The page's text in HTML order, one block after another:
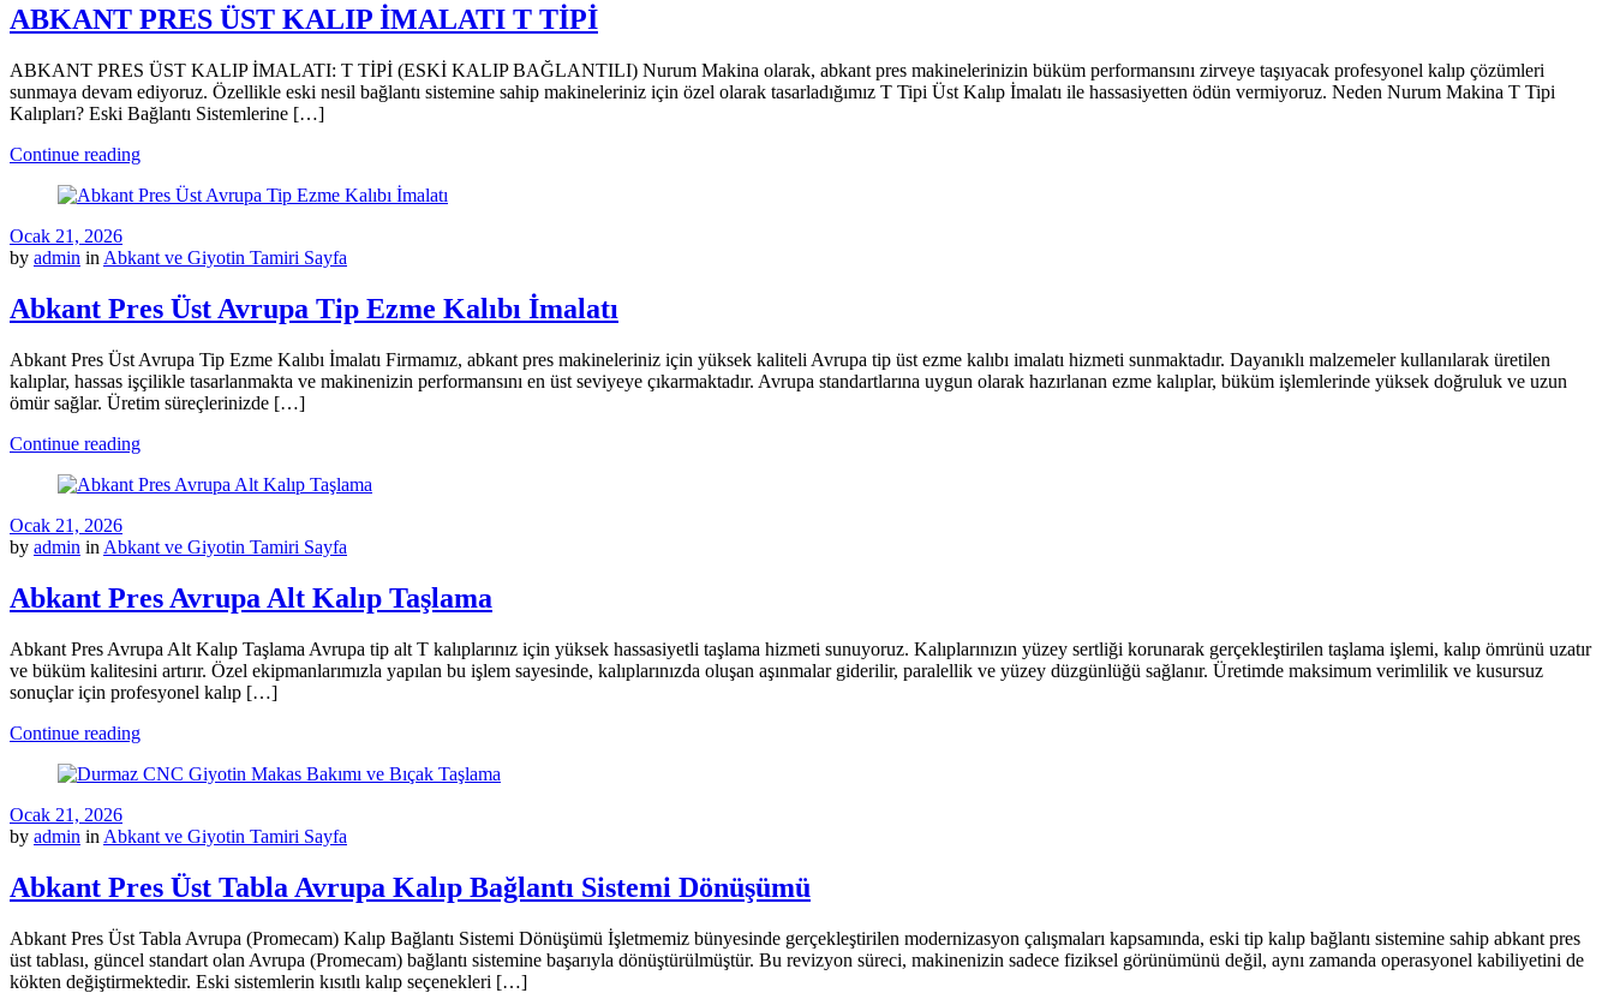
ABKANT PRES ÜST KALIP İMALATI T TİPİ
ABKANT PRES ÜST KALIP İMALATI: T TİPİ (ESKİ KALIP BAĞLANTILI) Nurum Makina olarak, abkant pres makinelerinizin büküm performansını zirveye taşıyacak profesyonel kalıp çözümleri
sunmaya devam ediyoruz. Özellikle eski nesil bağlantı sistemine sahip makineleriniz için özel olarak tasarladığımız T Tipi Üst Kalıp İmalatı ile hassasiyetten ödün vermiyoruz. Neden Nurum Makina T Tipi
Kalıpları? Eski Bağlantı Sistemlerine […]
Continue reading
Ocak 21, 2026
by admin in Abkant ve Giyotin Tamiri Sayfa
Abkant Pres Üst Avrupa Tip Ezme Kalıbı İmalatı
Abkant Pres Üst Avrupa Tip Ezme Kalıbı İmalatı Firmamız, abkant pres makineleriniz için yüksek kaliteli Avrupa tip üst ezme kalıbı imalatı hizmeti sunmaktadır. Dayanıklı malzemeler kullanılarak üretilen
kalıplar, hassas işçilikle tasarlanmakta ve makinenizin performansını en üst seviyeye çıkarmaktadır. Avrupa standartlarına uygun olarak hazırlanan ezme kalıplar, büküm işlemlerinde yüksek doğruluk ve uzun
ömür sağlar. Üretim süreçlerinizde […]
Continue reading
Ocak 21, 2026
by admin in Abkant ve Giyotin Tamiri Sayfa
Abkant Pres Avrupa Alt Kalıp Taşlama
Abkant Pres Avrupa Alt Kalıp Taşlama Avrupa tip alt T kalıplarınız için yüksek hassasiyetli taşlama hizmeti sunuyoruz. Kalıplarınızın yüzey sertliği korunarak gerçekleştirilen taşlama işlemi, kalıp ömrünü uzatır
ve büküm kalitesini artırır. Özel ekipmanlarımızla yapılan bu işlem sayesinde, kalıplarınızda oluşan aşınmalar giderilir, paralellik ve yüzey düzgünlüğü sağlanır. Üretimde maksimum verimlilik ve kusursuz
sonuçlar için profesyonel kalıp […]
Continue reading
Ocak 21, 2026
by admin in Abkant ve Giyotin Tamiri Sayfa
Abkant Pres Üst Tabla Avrupa Kalıp Bağlantı Sistemi Dönüşümü
Abkant Pres Üst Tabla Avrupa (Promecam) Kalıp Bağlantı Sistemi Dönüşümü İşletmemiz bünyesinde gerçekleştirilen modernizasyon çalışmaları kapsamında, eski tip kalıp bağlantı sistemine sahip abkant pres
üst tablası, güncel standart olan Avrupa (Promecam) bağlantı sistemine başarıyla dönüştürülmüştür. Bu revizyon süreci, makinenizin sadece fiziksel görünümünü değil, aynı zamanda operasyonel kabiliyetini de
kökten değiştirmektedir. Eski sistemlerin kısıtlı kalıp seçenekleri […]